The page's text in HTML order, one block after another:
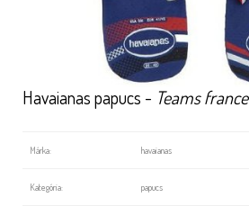
Havaianas papucs - Teams france
Márka: havaianas
Kategória: papucs